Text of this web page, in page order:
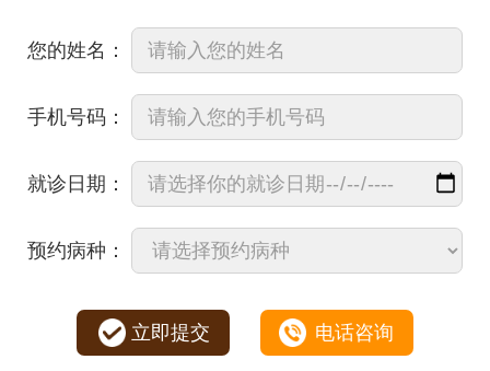
您的姓名：
手机号码：
就诊日期：
预约病种：
立即提交 电话咨询